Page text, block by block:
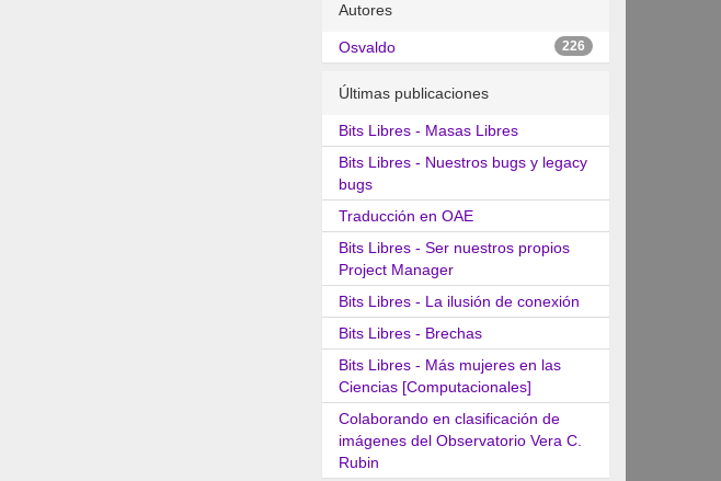
Autores
Osvaldo 226
Últimas publicaciones
Bits Libres - Masas Libres
Bits Libres - Nuestros bugs y legacy
bugs
Traducción en OAE
Bits Libres - Ser nuestros propios
Project Manager
Bits Libres - La ilusión de conexión
Bits Libres - Brechas
Bits Libres - Más mujeres en las
Ciencias [Computacionales]
Colaborando en clasificación de
imágenes del Observatorio Vera C.
Rubin